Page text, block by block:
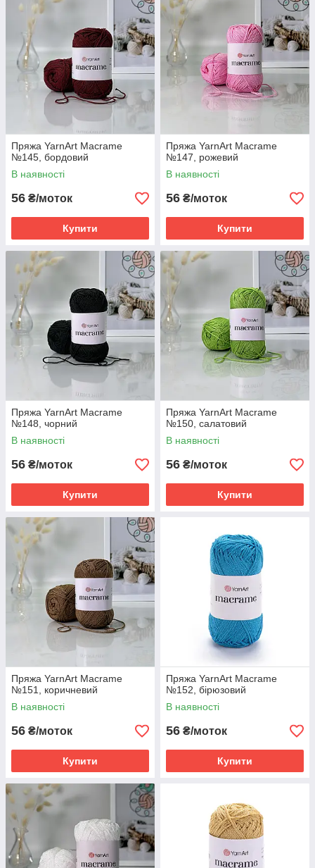
Пряжа YarnArt Macrame
№145, бордовий
В наявності
56 ₴/моток
Купити
Пряжа YarnArt Macrame
№147, рожевий
В наявності
56 ₴/моток
Купити
Пряжа YarnArt Macrame
№148, чорний
В наявності
56 ₴/моток
Купити
Пряжа YarnArt Macrame
№150, салатовий
В наявності
56 ₴/моток
Купити
Пряжа YarnArt Macrame
№151, коричневий
В наявності
56 ₴/моток
Купити
Пряжа YarnArt Macrame
№152, бірюзовий
В наявності
56 ₴/моток
Купити